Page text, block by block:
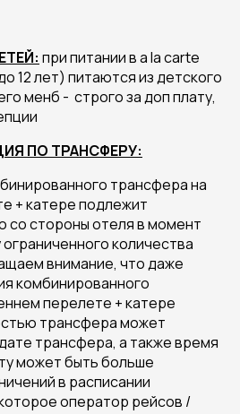
при питании в a la carte
12 лет) питаются из детского
менб - строго за доп плату,
ПО ТРАНСФЕРУ:
трансфера на
+ катере подлежит
стороны отеля в момент
количества
внимание, что даже
комбинированного
перелете + катере
трансфера может
трансфера, а также время
может быть больше
в расписании
оператор рейсов /